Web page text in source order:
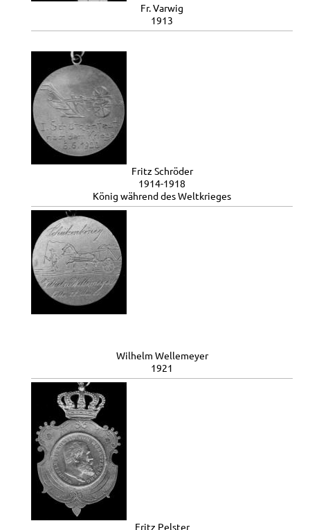
Fr. Varwig
1913
Fritz Schröder
1914-1918
König während des Weltkrieges
Wilhelm Wellemeyer
1921
Fritz Pelster